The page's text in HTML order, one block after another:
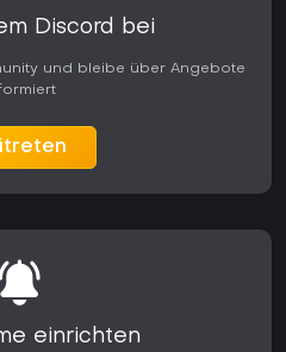
Discord bei
und bleibe über Angebote
einrichten